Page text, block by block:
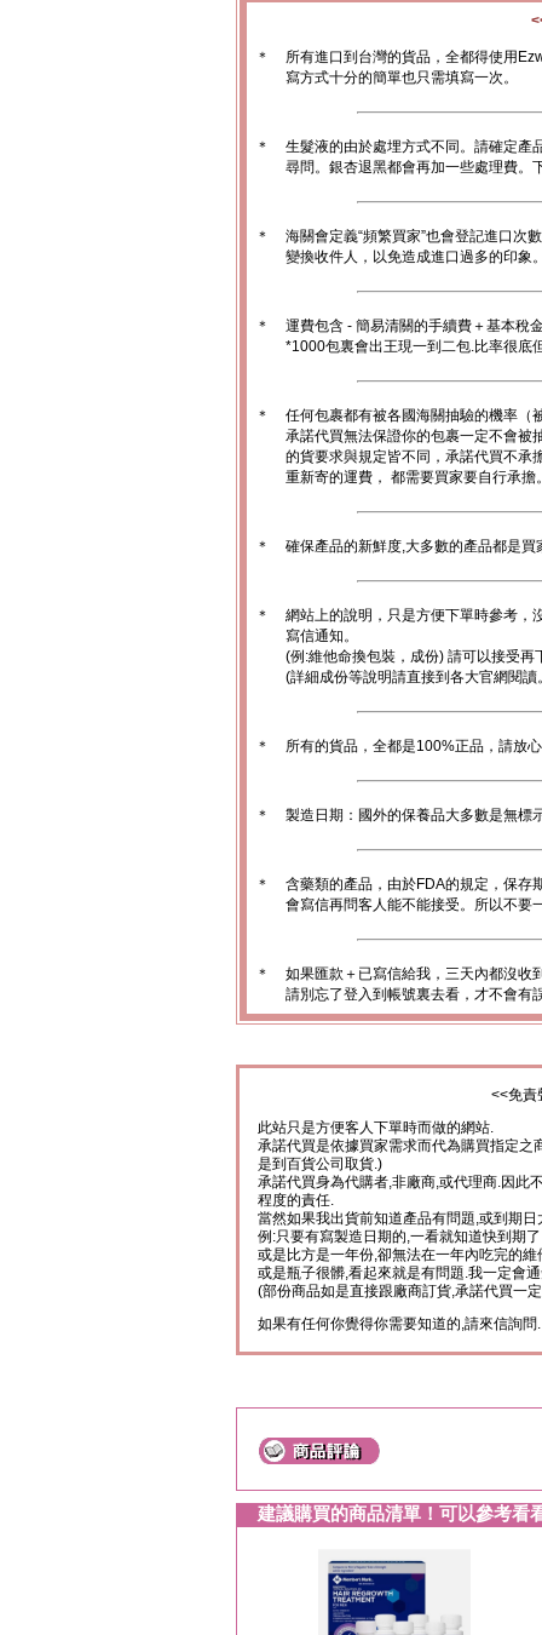
＊
所有進口到台灣的貨品，全都得使用
寫方式十分的簡單也只需填寫一次。
＊
生髮液的由於處埋方式不同。請確定產
尋問。銀杏退黑都會再加一些處理費。
＊
海關會定義“頻繁買家”也會登記進口次
變換收件人，以免造成進口過多的印象
＊
運費包含 - 簡易清關的手續費＋基本稅
*1000包裏會出王現一到二包.比率很底
＊
任何包裹都有被各國海關抽驗的機率（
承諾代買無法保證你的包裹一定不會被
的貨要求與規定皆不同，承諾代買不承
重新寄的運費， 都需要買家要自行承擔
＊ 確保產品的新鮮度,大多數的產品都是
＊
網站上的說明，只是方便下單時參考，
寫信通知。
(例:維他命換包裝，成份) 請可以接受再
(詳細成份等說明請直接到各大官網閱讀
＊ 所有的貨品，全都是100%正品，請放
＊ 製造日期：國外的保養品大多數是無標
＊
含藥類的產品，由於FDA的規定，保存
會寫信再問客人能不能接受。所以不要
＊
如果匯款＋已寫信給我，三天內都沒收
請別忘了登入到帳號裏去看，才不會有
<<免責
此站只是方便客人下單時而做的網站.
承諾代買是依據買家需求而代為購買指定之
是到百貨公司取貨.)
承諾代買身為代購者,非廠商,或代理商.因此
程度的責任.
當然如果我出貨前知道產品有問題,或到期
例:只要有寫製造日期的,一看就知道快到期
或是比方是一年份,卻無法在一年內吃完的維
或是瓶子很髒,看起來就是有問題.我一定會
(部份商品如是直接跟廠商訂貨,承諾代買一
如果有任何你覺得你需要知道的,請來信詢問.
建議購買的商品清單！可以參考看